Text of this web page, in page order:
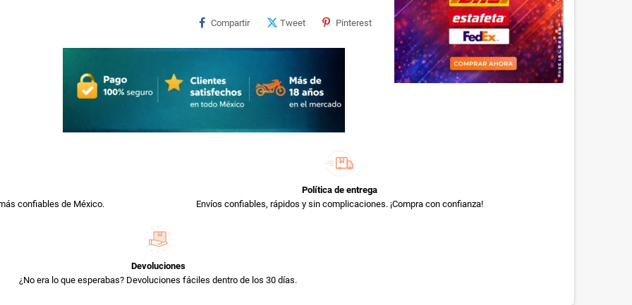
Compartir Tweet Pinterest
confiables de México.
Política de entrega
Envíos confiables, rápidos y sin complicaciones. ¡Compra con confianza!
Devoluciones
¿No era lo que esperabas? Devoluciones fáciles dentro de los 30 días.